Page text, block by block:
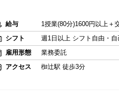
給与
1授業(80分)1600円以上＋
シフト
週1日以上 シフト自由・自
雇用形態
業務委託
アクセス
椥辻駅 徒歩3分